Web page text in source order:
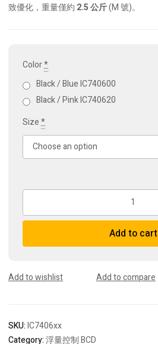
致優化，重量僅約 2.5 公斤(M 號)。
Color*
Black / Blue IC740600
Black / Pink IC740620
Size*
Cressi
輕
背
BCD
Add to cart
Add to wishlist Add to compare
SKU:IC7406xx
Category:浮量控制 BCD